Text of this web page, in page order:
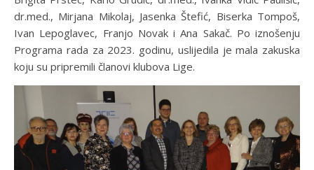
dr.med., Mirjana Mikolaj, Jasenka Štefić, Biserka Tompoš,
Ivan Lepoglavec, Franjo Novak i Ana Sakač. Po iznošenju
Programa rada za 2023. godinu, uslijedila je mala zakuska
koju su pripremili članovi klubova Lige.